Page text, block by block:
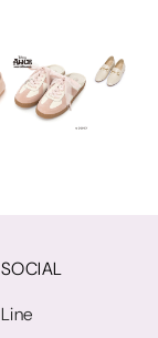
SOCIAL
Line